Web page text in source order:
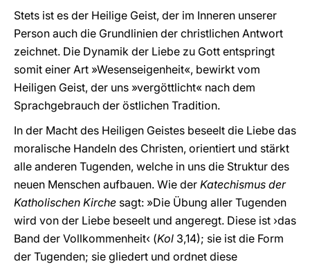
Stets ist es der Heilige Geist, der im Inneren unserer
Person auch die Grundlinien der christlichen Antwort
zeichnet. Die Dynamik der Liebe zu Gott entspringt
somit einer Art »Wesenseigenheit«, bewirkt vom
Heiligen Geist, der uns »vergöttlicht« nach dem
Sprachgebrauch der östlichen Tradition.
In der Macht des Heiligen Geistes beseelt die Liebe das
moralische Handeln des Christen, orientiert und stärkt
alle anderen Tugenden, welche in uns die Struktur des
neuen Menschen aufbauen. Wie der Katechismus der
Katholischen Kirche sagt: »Die Übung aller Tugenden
wird von der Liebe beseelt und angeregt. Diese ist ›das
Band der Vollkommenheit‹ (Kol 3,14); sie ist die Form
der Tugenden; sie gliedert und ordnet diese